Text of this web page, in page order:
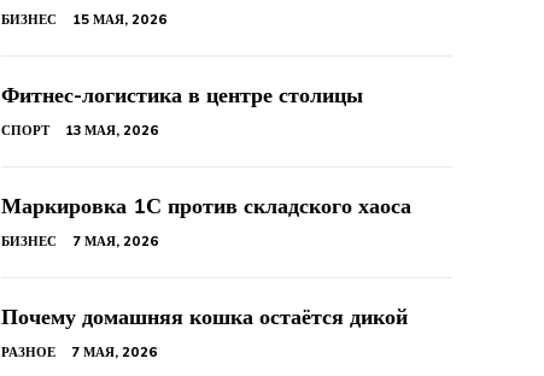
БИЗНЕС 15 МАЯ, 2026
Фитнес-логистика в центре столицы
СПОРТ 13 МАЯ, 2026
Маркировка 1С против складского хаоса
БИЗНЕС 7 МАЯ, 2026
Почему домашняя кошка остаётся дикой
РАЗНОЕ 7 МАЯ, 2026